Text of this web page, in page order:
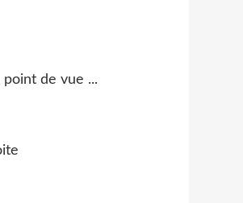
de vue ...